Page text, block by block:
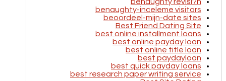
benaughty-inceleme visitors
beoordeel-mijn-date sites
Best Friend Dating Site
best online installment loans
best online payday loan
best online title loan
best paydayloan
best quick payday loans
best research paper writing service